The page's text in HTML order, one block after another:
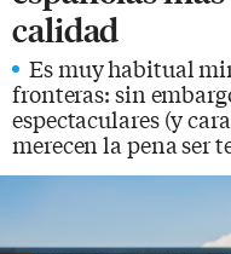
calidad
Es muy habitual
fronteras: sin
espectaculares (y
merecen la pena ser